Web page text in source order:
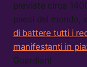
previste circa
paesi del mondo,
di battere tutti i
manifestanti in
Guardian)